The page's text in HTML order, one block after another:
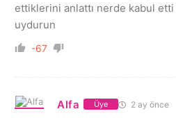
ettiklerini anlattı nerde kabul
uydurun
-67
Alfa Üye 2 ay önce